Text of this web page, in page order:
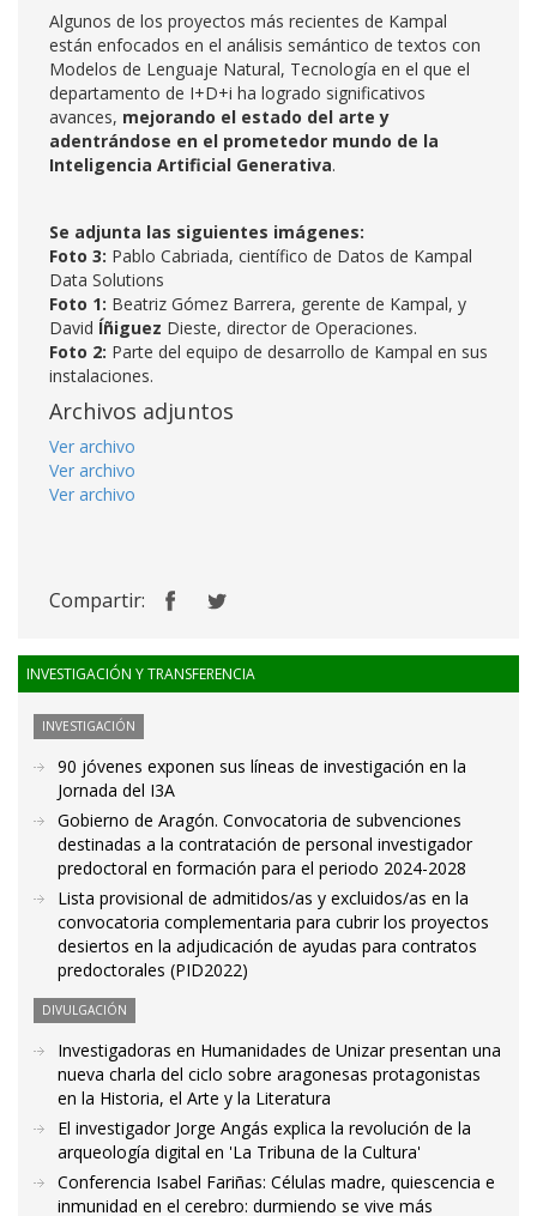
Algunos de los proyectos más recientes de Kampal
están enfocados en el análisis semántico de textos con
Modelos de Lenguaje Natural, Tecnología en el que el
departamento de I+D+i ha logrado significativos
avances, mejorando el estado del arte y
adentrándose en el prometedor mundo de la
Inteligencia Artificial Generativa.
Se adjunta las siguientes imágenes:
Foto 3: Pablo Cabriada, científico de Datos de Kampal
Data Solutions
Foto 1: Beatriz Gómez Barrera, gerente de Kampal, y
David Íñiguez Dieste, director de Operaciones.
Foto 2: Parte del equipo de desarrollo de Kampal en sus
instalaciones.
Archivos adjuntos
Ver archivo
Ver archivo
Ver archivo
Compartir:
INVESTIGACIÓN Y TRANSFERENCIA
INVESTIGACIÓN
90 jóvenes exponen sus líneas de investigación en la
Jornada del I3A
Gobierno de Aragón. Convocatoria de subvenciones
destinadas a la contratación de personal investigador
predoctoral en formación para el periodo 2024-2028
Lista provisional de admitidos/as y excluidos/as en la
convocatoria complementaria para cubrir los proyectos
desiertos en la adjudicación de ayudas para contratos
predoctorales (PID2022)
DIVULGACIÓN
Investigadoras en Humanidades de Unizar presentan una
nueva charla del ciclo sobre aragonesas protagonistas
en la Historia, el Arte y la Literatura
El investigador Jorge Angás explica la revolución de la
arqueología digital en 'La Tribuna de la Cultura'
Conferencia Isabel Fariñas: Células madre, quiescencia e
inmunidad en el cerebro: durmiendo se vive más